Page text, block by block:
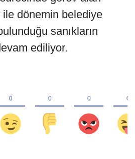
dönemin belediye
sanıkların
ediliyor.